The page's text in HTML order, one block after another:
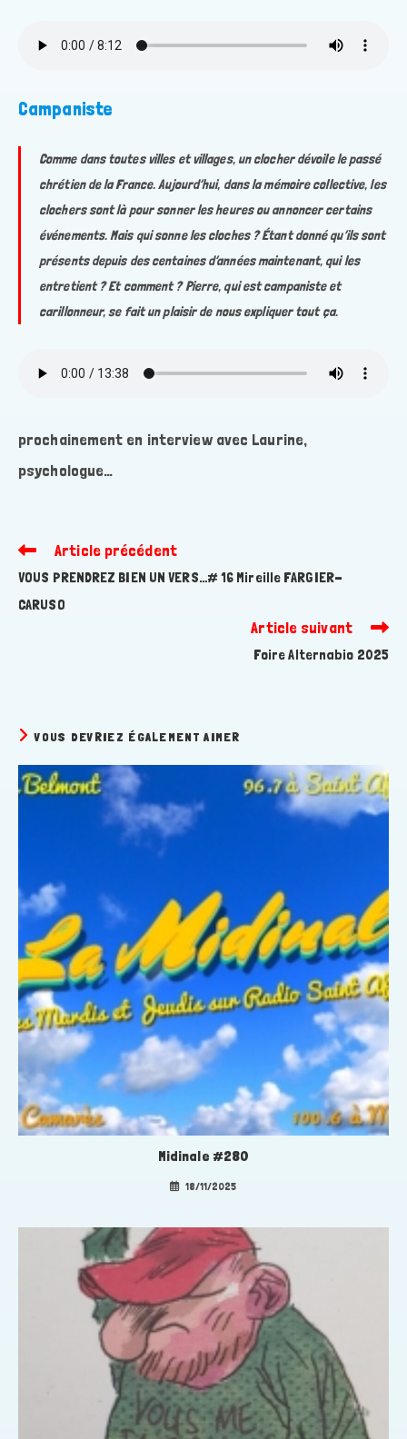
Campaniste
Comme dans toutes villes et villages, un clocher dévoile le passé
chrétien de la France. Aujourd’hui, dans la mémoire collective, les
clochers sont là pour sonner les heures ou annoncer certains
événements. Mais qui sonne les cloches ? Étant donné qu’ils sont
présents depuis des centaines d’années maintenant, qui les
entretient ? Et comment ? Pierre, qui est campaniste et
carillonneur, se fait un plaisir de nous expliquer tout ça.
prochainement en interview avec Laurine,
psychologue…
Read
articles
Article précédent
VOUS PRENDREZ BIEN UN VERS…# 16 Mireille FARGIER-
CARUSO
Article suivant
Foire Alternabio 2025
VOUS DEVRIEZ ÉGALEMENT AIMER
Midinale #280
18/11/2025